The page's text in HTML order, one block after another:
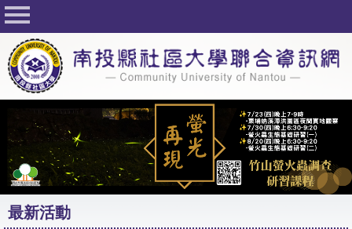
回首頁
關於社大
公佈欄
行事曆
最新活動
活動花絮
課程一覽表
最新活動